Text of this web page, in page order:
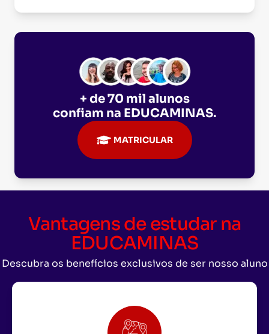
+ de 70 mil alunos
confiam na EDUCAMINAS.
MATRICULAR
Vantagens de estudar na
EDUCAMINAS
Descubra os benefícios exclusivos de ser nosso aluno